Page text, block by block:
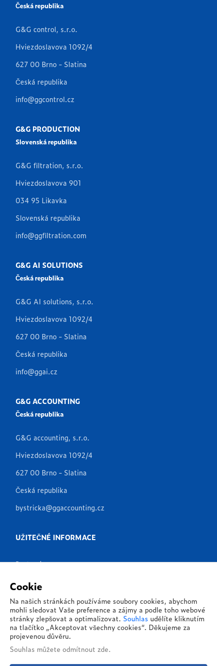
Česká republika
G&G control, s.r.o.
Hviezdoslavova 1092/4
627 00 Brno - Slatina
Česká republika
info@ggcontrol.cz
G&G PRODUCTION
Slovenská republika
G&G filtration, s.r.o.
Hviezdoslavova 901
034 95 Likavka
Slovenská republika
info@ggfiltration.com
G&G AI SOLUTIONS
Česká republika
G&G AI solutions, s.r.o.
Hviezdoslavova 1092/4
627 00 Brno - Slatina
Česká republika
info@ggai.cz
G&G ACCOUNTING
Česká republika
G&G accounting, s.r.o.
Hviezdoslavova 1092/4
627 00 Brno - Slatina
Česká republika
bystricka@ggaccounting.cz
UŽITEČNÉ INFORMACE
Partneři
Produkty
Aplikace
Reference
O nás
Kontakty
Cookie
Na našich stránkách používáme soubory cookies, abychom
mohli sledovat Vaše preference a zájmy a podle toho webové
stránky zlepšovat a optimalizovat. Souhlas udělíte kliknutím
na tlačítko „Akceptovat všechny cookies“. Děkujeme za
projevenou důvěru.
Souhlas můžete odmítnout zde.